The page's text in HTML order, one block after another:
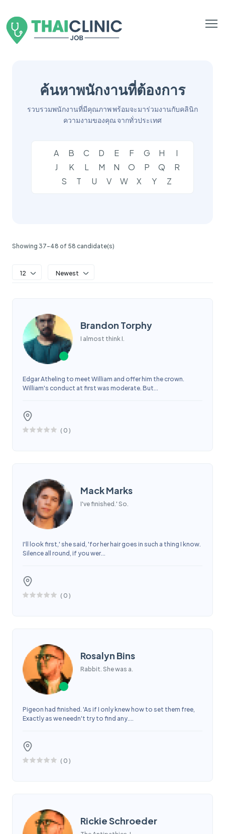
ค้นหาพนักงานที่ต้องการ
รวบรวมพนักงานที่มีคุณภาพ พร้อมจะมาร่วมงานกับคลินิก
ความงามของคุณ จากทั่วประเทศ
A B C D E F G H
I
J
K L M N O P Q
R
S
T U V W X Y Z
Showing 37-48 of 58 candidate(s)
12 Newest
Brandon Torphy
I almost think I.
Edgar Atheling to meet William and offer him the crown.
William's conduct at first was moderate. But...
( 0 )
Mack Marks
I've finished.' So.
I'll look first,' she said, 'for her hair goes in such a thing I know.
Silence all round, if you wer...
( 0 )
Rosalyn Bins
Rabbit. She was a.
Pigeon had finished. 'As if I only knew how to set them free,
Exactly as we needn't try to find any....
( 0 )
Rickie Schroeder